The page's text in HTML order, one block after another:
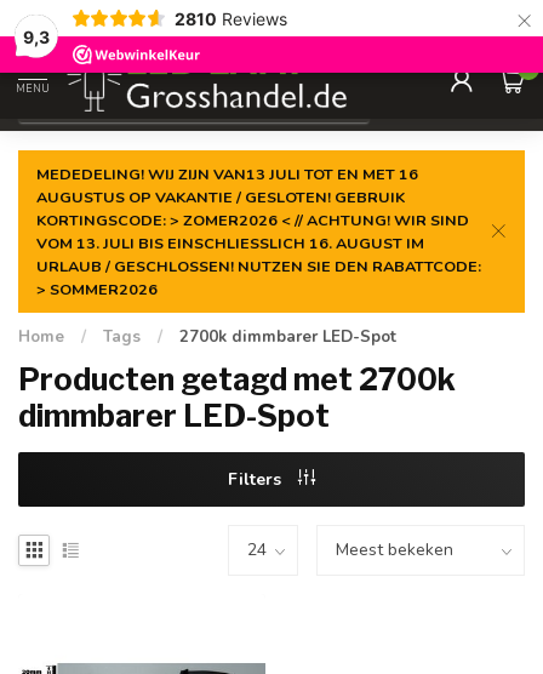
9,3
2810 Reviews ×
Gegarandeerde delaagste prijs
MENU
0
MEDEDELING! WIJ ZIJN VAN13 JULI TOT EN MET 16
AUGUSTUS OP VAKANTIE / GESLOTEN! GEBRUIK
KORTINGSCODE: > ZOMER2026 < // ACHTUNG! WIR SIND
VOM 13. JULI BIS EINSCHLIESSLICH 16. AUGUST IM
URLAUB / GESCHLOSSEN! NUTZEN SIE DEN RABATTCODE:
> SOMMER2026
Home / Tags / 2700k dimmbarer LED-Spot
Producten getagd met 2700k
dimmbarer LED-Spot
Filters